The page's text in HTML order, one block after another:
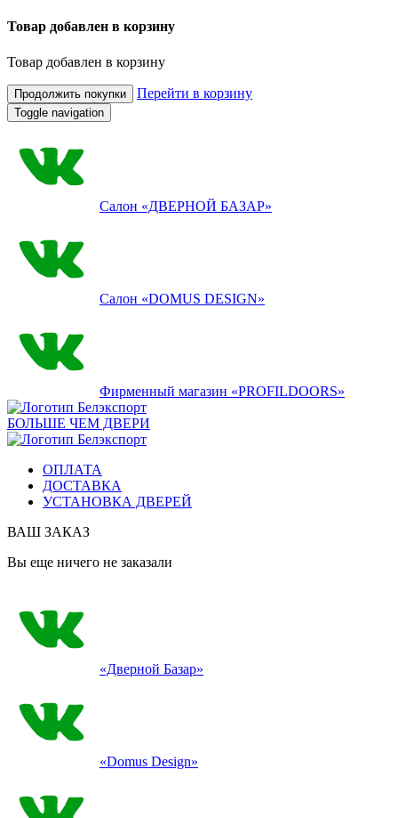
Товар добавлен в корзину
Товар добавлен в корзину
Продолжить покупки Перейти в корзину
Toggle navigation
Салон «ДВЕРНОЙ БАЗАР»
Салон «DOMUS DESIGN»
Фирменный магазин «PROFILDOORS»
БОЛЬШЕ ЧЕМ ДВЕРИ
ОПЛАТА
ДОСТАВКА
УСТАНОВКА ДВЕРЕЙ
ВАШ ЗАКАЗ
Вы еще ничего не заказали
«Дверной Базар»
«Domus Design»